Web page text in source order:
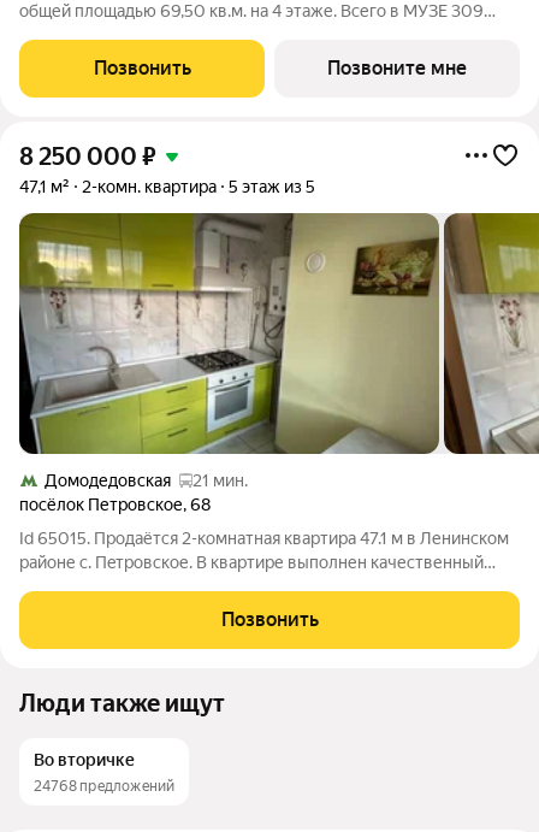
общей площадью 69,50 кв.м. на 4 этаже. Всего в МУЗЕ 309
террасами. Высота потолков от 3,5 до 4,65 м. Эксклюзивные
Позвонить Позвоните мне
8 250 000 ₽
47,1 м² 2-комн. квартира 5 этаж из 5
Домодедовская
21 мин.
посёлок Петровское,68
Id 65015. Продаётся 2-комнaтная квартира 47.1 м в Ленинском
районе с. Пeтpoвскoе. В квартире выполнен качественный
которую можно переехать и жить. Квартира не требует ни
каких вложений.
Позвонить
Люди также ищут
Во вторичке
24768 предложений